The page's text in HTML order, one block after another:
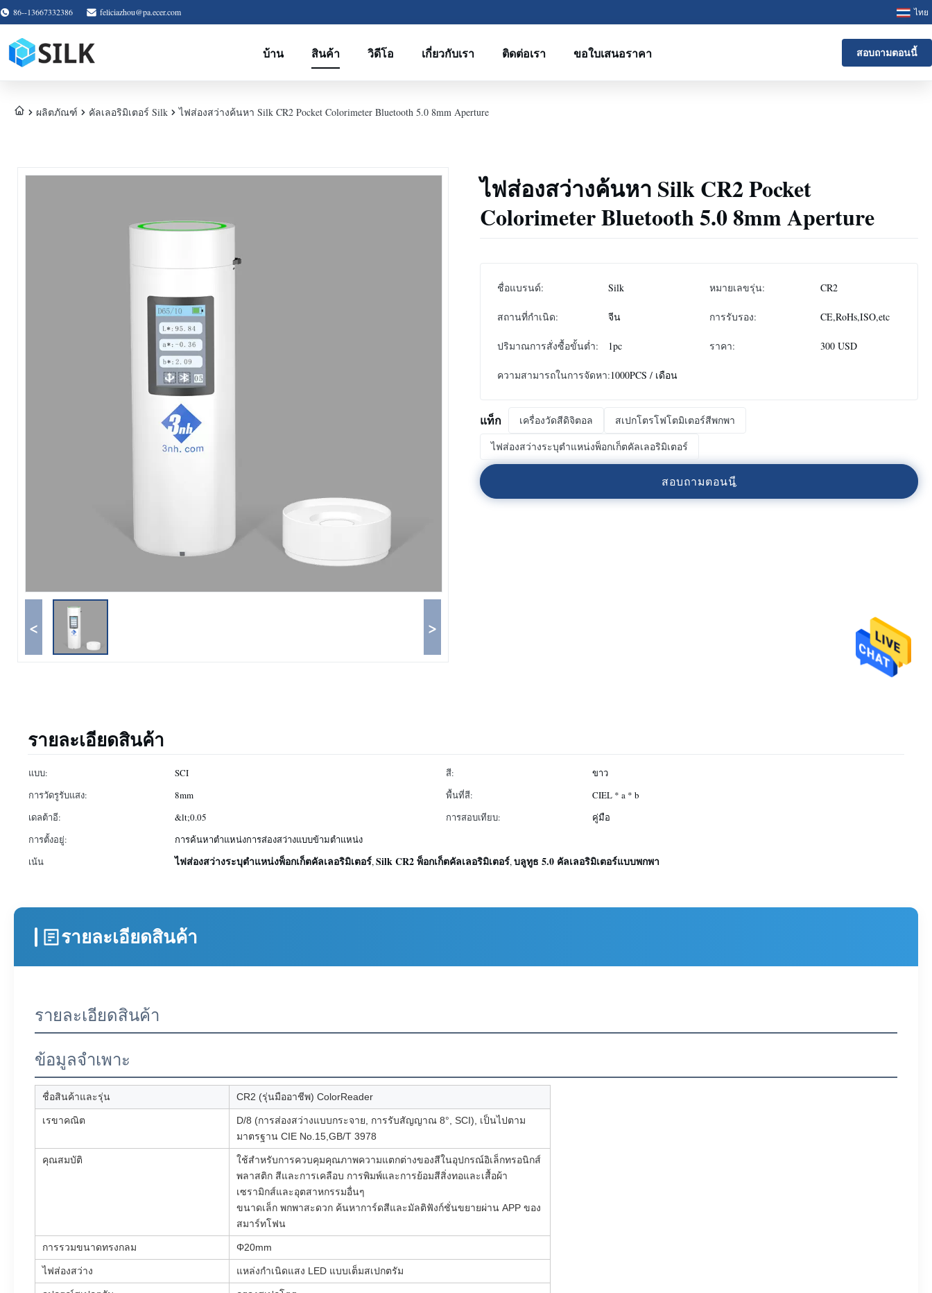
86--13667332386 feliciazhou@pa.ecer.com ไทย
บ้าน สินค้า วิดีโอ เกี่ยวกับเรา ติดต่อเรา ขอใบเสนอราคา สอบถามตอนนี้
ผลิตภัณฑ์ คัลเลอริมิเตอร์ Silk ไฟส่องสว่างค้นหา Silk CR2 Pocket Colorimeter Bluetooth 5.0 8mm Aperture
< >
ไฟส่องสว่างค้นหา Silk CR2 Pocket
Colorimeter Bluetooth 5.0 8mm Aperture
ชื่อแบรนด์: Silk หมายเลขรุ่น: CR2
สถานที่กำเนิด: จีน การรับรอง: CE,RoHs,ISO,etc
ปริมาณการสั่งซื้อขั้นต่ำ: 1pc ราคา: 300 USD
ความสามารถในการจัดหา:1000PCS / เดือน
แท็ก เครื่องวัดสีดิจิตอล
สเปกโตรโฟโตมิเตอร์สีพกพา
ไฟส่องสว่างระบุตำแหน่งพ็อกเก็ตคัลเลอริมิเตอร์
สอบถามตอนน
รายละเอียดสินค้า
แบบ: SCI สี:
ขาว
การวัดรูรับแสง:
8mm พื้นที่สี:
CIEL * a * b
เดลต้าอี:
&lt;0.05 การสอบเทียบ:
คู่มือ
การตั้งอยู่:
การค้นหาตำแหน่งการส่องสว่างแบบข้ามตำแหน่ง
เน้น
ไฟส่องสว่างระบุตำแหน่งพ็อกเก็ตคัลเลอริมิเตอร์,Silk CR2 พ็อกเก็ตคัลเลอริมิเตอร์,บลูทูธ 5.0 คัลเลอริมิเตอร์แบบพกพา
รายละเอียดสินค้า
รายละเอียดสินค้า
ข้อมูลจำเพาะ
ชื่อสินค้าและรุ่น CR2 (รุ่นมืออาชีพ) ColorReader
เรขาคณิต
D/8 (การส่องสว่างแบบกระจาย, การรับสัญญาณ 8°, SCI), เป็นไปตาม
มาตรฐาน CIE No.15,GB/T 3978
คุณสมบัติ
ใช้สำหรับการควบคุมคุณภาพความแตกต่างของสีในอุปกรณ์อิเล็กทรอนิกส์
พลาสติก สีและการเคลือบ การพิมพ์และการย้อมสีสิ่งทอและเสื้อผ้า
เซรามิกส์และอุตสาหกรรมอื่นๆ
ขนาดเล็ก พกพาสะดวก ค้นหาการ์ดสีและมัลติฟังก์ชั่นขยายผ่าน APP ของ
สมาร์ทโฟน
การรวมขนาดทรงกลม Φ20mm
ไฟส่องสว่าง แหล่งกำเนิดแสง LED แบบเต็มสเปกตรัม